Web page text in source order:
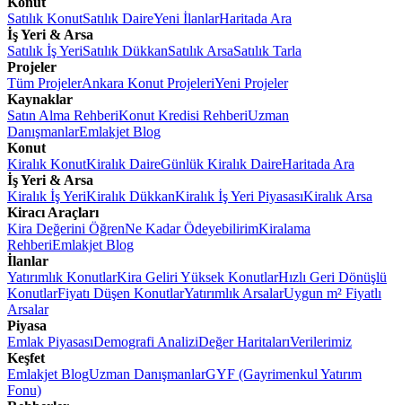
Satılık KonutSatılık DaireYeni İlanlarHaritada Ara
İş Yeri & Arsa
Satılık İş YeriSatılık DükkanSatılık ArsaSatılık Tarla
Projeler
Tüm ProjelerAnkara Konut ProjeleriYeni Projeler
Kaynaklar
Satın Alma RehberiKonut Kredisi RehberiUzman
DanışmanlarEmlakjet Blog
Konut
Kiralık KonutKiralık DaireGünlük Kiralık DaireHaritada Ara
İş Yeri & Arsa
Kiralık İş YeriKiralık DükkanKiralık İş Yeri PiyasasıKiralık Arsa
Kiracı Araçları
Kira Değerini ÖğrenNe Kadar ÖdeyebilirimKiralama
RehberiEmlakjet Blog
İlanlar
Yatırımlık KonutlarKira Geliri Yüksek KonutlarHızlı Geri Dönüşlü
KonutlarFiyatı Düşen KonutlarYatırımlık ArsalarUygun m² Fiyatlı
Arsalar
Piyasa
Emlak PiyasasıDemografi AnaliziDeğer HaritalarıVerilerimiz
Keşfet
Emlakjet BlogUzman DanışmanlarGYF (Gayrimenkul Yatırım
Fonu)